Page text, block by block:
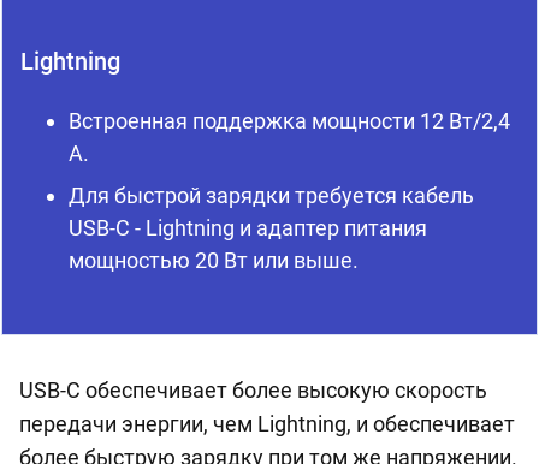
Lightning
Встроенная поддержка мощности 12 Вт/2,4
А.
Для быстрой зарядки требуется кабель
USB-C - Lightning и адаптер питания
мощностью 20 Вт или выше.
USB-C обеспечивает более высокую скорость
передачи энергии, чем Lightning, и обеспечивает
более быструю зарядку при том же напряжении.